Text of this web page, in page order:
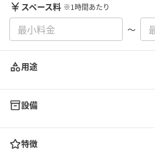
スペース料 ※1時間あたり
〜
用途
設備
特徴